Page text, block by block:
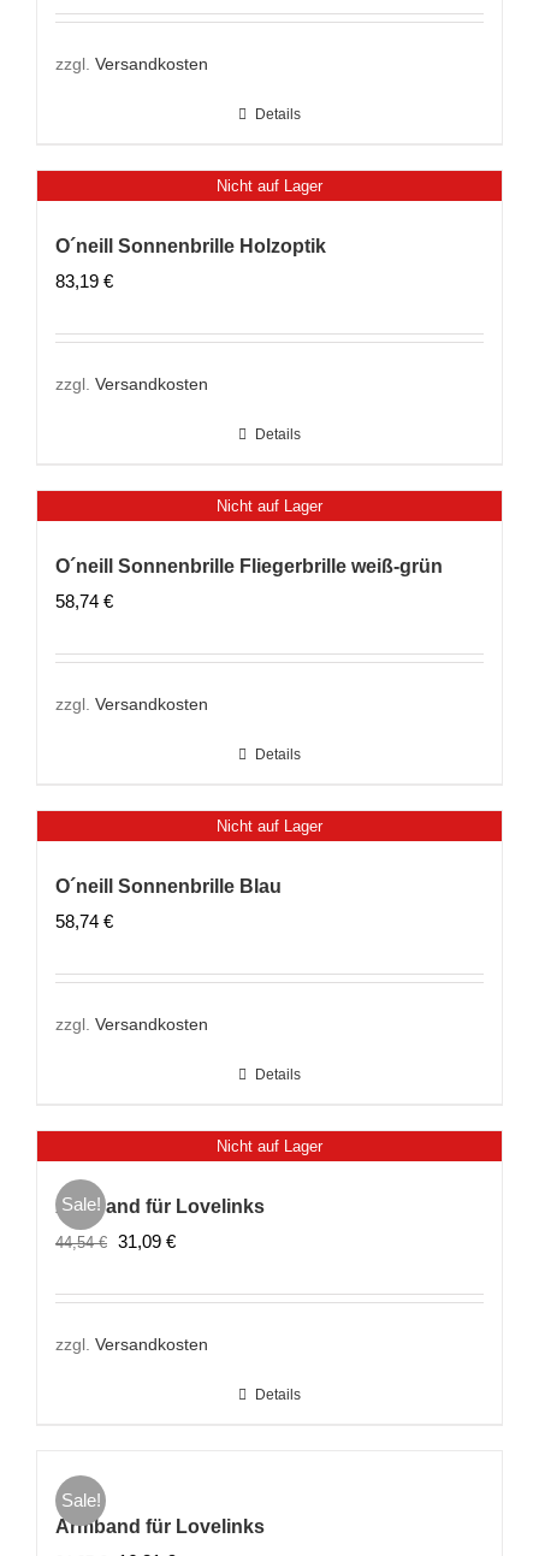
zzgl. Versandkosten
Details
Nicht auf Lager
O´neill Sonnenbrille Holzoptik
83,19 €
zzgl. Versandkosten
Details
Nicht auf Lager
O´neill Sonnenbrille Fliegerbrille weiß-grün
58,74 €
zzgl. Versandkosten
Details
Nicht auf Lager
O´neill Sonnenbrille Blau
58,74 €
zzgl. Versandkosten
Details
Nicht auf Lager
Sale!
Armband für Lovelinks
44,54€ Ursprünglicher
war:
44,54 €
31,09 €Aktueller
ist:
31,09 €.
zzgl. Versandkosten
Details
Sale!
Armband für Lovelinks